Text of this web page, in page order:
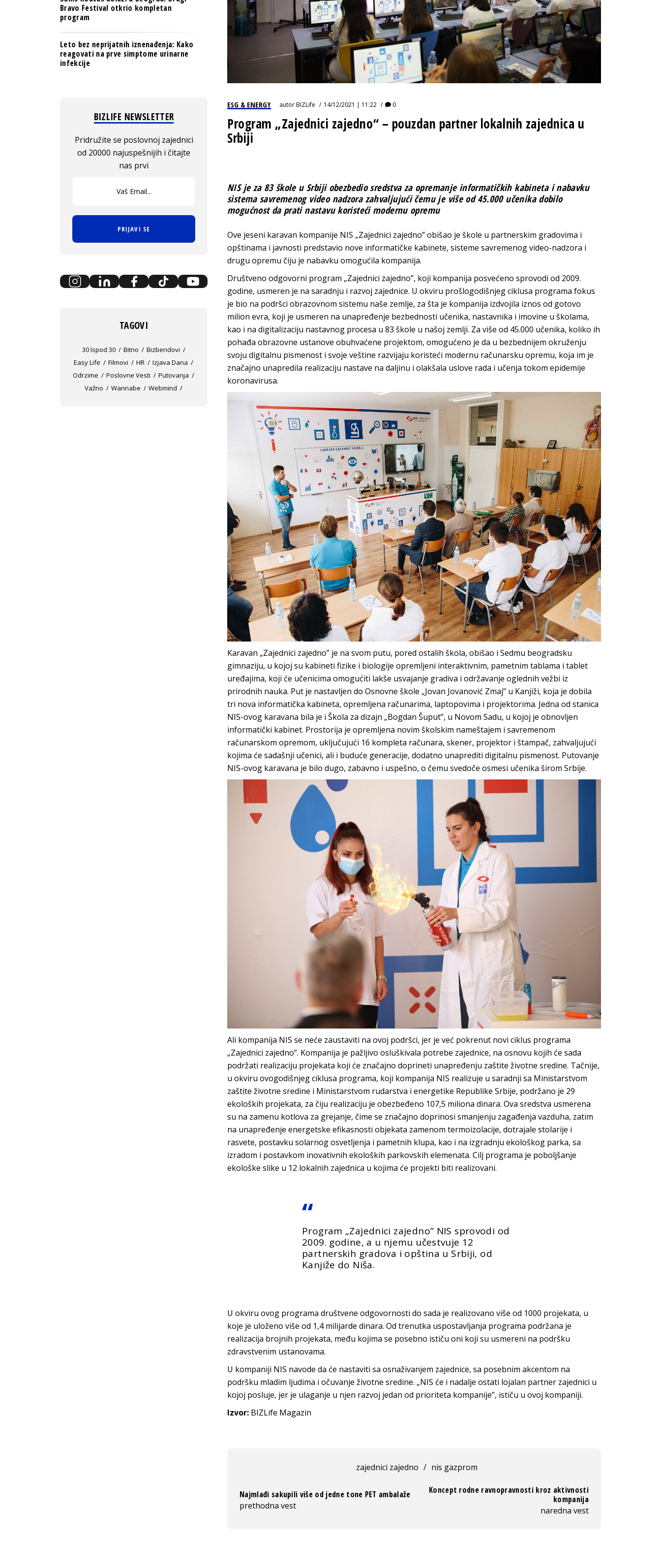
ESG & ENERGY autorBIZLife 14/12/2021 | 11:22 0
Program „Zajednici zajedno“ – pouzdan partner lokalnih zajednica u
Srbiji
NIS je za 83 škole u Srbiji obezbedio sredstva za opremanje informatičkih kabineta i nabavku
sistema savremenog video nadzora zahvaljujući čemu je više od 45.000 učenika dobilo
mogućnost da prati nastavu koristeći modernu opremu
Ove jeseni karavan kompanije NIS „Zajednici zajedno” obišao je škole u partnerskim gradovima i
opštinama i javnosti predstavio nove informatičke kabinete, sisteme savremenog video-nadzora i
drugu opremu čiju je nabavku omogućila kompanija.
Društveno odgovorni program „Zajednici zajedno”, koji kompanija posvećeno sprovodi od 2009.
godine, usmeren je na saradnju i razvoj zajednice. U okviru prošlogodišnjeg ciklusa programa fokus
je bio na podršci obrazovnom sistemu naše zemlje, za šta je kompanija izdvojila iznos od gotovo
milion evra, koji je usmeren na unapređenje bezbednosti učenika, nastavnika i imovine u školama,
kao i na digitalizaciju nastavnog procesa u 83 škole u našoj zemlji. Za više od 45.000 učenika, koliko ih
pohađa obrazovne ustanove obuhvaćene projektom, omogućeno je da u bezbednijem okruženju
svoju digitalnu pismenost i svoje veštine razvijaju koristeći modernu računarsku opremu, koja im je
značajno unapredila realizaciju nastave na daljinu i olakšala uslove rada i učenja tokom epidemije
koronavirusa.
Karavan „Zajednici zajedno” je na svom putu, pored ostalih škola, obišao i Sedmu beogradsku
gimnaziju, u kojoj su kabineti fizike i biologije opremljeni interaktivnim, pametnim tablama i tablet
uređajima, koji će učenicima omogućiti lakše usvajanje gradiva i održavanje oglednih vežbi iz
prirodnih nauka. Put je nastavljen do Osnovne škole „Jovan Jovanović Zmaj” u Kanjiži, koja je dobila
tri nova informatička kabineta, opremljena računarima, laptopovima i projektorima. Jedna od stanica
NIS-ovog karavana bila je i Škola za dizajn „Bogdan Šuput”, u Novom Sadu, u kojoj je obnovljen
informatički kabinet. Prostorija je opremljena novim školskim nameštajem i savremenom
računarskom opremom, uključujući 16 kompleta računara, skener, projektor i štampač, zahvaljujući
kojima će sadašnji učenici, ali i buduće generacije, dodatno unaprediti digitalnu pismenost. Putovanje
NIS-ovog karavana je bilo dugo, zabavno i uspešno, o čemu svedoče osmesi učenika širom Srbije.
Ali kompanija NIS se neće zaustaviti na ovoj podršci, jer je već pokrenut novi ciklus programa
„Zajednici zajedno”. Kompanija je pažljivo osluškivala potrebe zajednice, na osnovu kojih će sada
podržati realizaciju projekata koji će značajno doprineti unapređenju zaštite životne sredine. Tačnije,
u okviru ovogodišnjeg ciklusa programa, koji kompanija NIS realizuje u saradnji sa Ministarstvom
zaštite životne sredine i Ministarstvom rudarstva i energetike Republike Srbije, podržano je 29
ekoloških projekata, za čiju realizaciju je obezbeđeno 107,5 miliona dinara. Ova sredstva usmerena
su na zamenu kotlova za grejanje, čime se značajno doprinosi smanjenju zagađenja vazduha, zatim
na unapređenje energetske efikasnosti objekata zamenom termoizolacije, dotrajale stolarije i
rasvete, postavku solarnog osvetljenja i pametnih klupa, kao i na izgradnju ekološkog parka, sa
izradom i postavkom inovativnih ekoloških parkovskih elemenata. Cilj programa je poboljšanje
ekološke slike u 12 lokalnih zajednica u kojima će projekti biti realizovani.
Program „Zajednici zajedno” NIS sprovodi od
2009. godine, a u njemu učestvuje 12
partnerskih gradova i opština u Srbiji, od
Kanjiže do Niša.
U okviru ovog programa društvene odgovornosti do sada je realizovano više od 1000 projekata, u
koje je uloženo više od 1,4 milijarde dinara. Od trenutka uspostavljanja programa podržana je
realizacija brojnih projekata, među kojima se posebno ističu oni koji su usmereni na podršku
zdravstvenim ustanovama.
U kompaniji NIS navode da će nastaviti sa osnaživanjem zajednice, sa posebnim akcentom na
podršku mladim ljudima i očuvanje životne sredine. „NIS će i nadalje ostati lojalan partner zajednici u
kojoj posluje, jer je ulaganje u njen razvoj jedan od prioriteta kompanije”, ističu u ovoj kompaniji.
Izvor: BIZLife Magazin
zajednici zajedno / nis gazprom
Najmlađi sakupili više od jedne tone PET ambalaže
prethodna vest
Koncept rodne ravnopravnosti kroz aktivnosti
kompanija
naredna vest
Bravo Festival otkrio kompletan
program
Leto bez neprijatnih iznenađenja: Kako
reagovati na prve simptome urinarne
infekcije
BIZLIFE NEWSLETTER
Pridružite se poslovnoj zajednici
od 20000 najuspešnijih i čitajte
nas prvi
PRIJAVI SE
TAGOVI
30 Ispod 30 Bitno
Bizbendovi
Easy Life
Filmovi HR
Izjava Dana
Odrzime
Poslovne Vesti
Putovanja
Važno
Wannabe Webmind